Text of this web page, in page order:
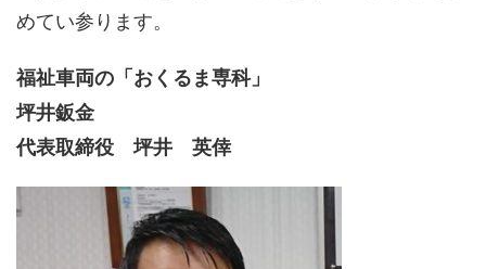
めてい参ります。
福祉車両の「おくるま専科」
坪井鈑金
代表取締役 坪井 英倖